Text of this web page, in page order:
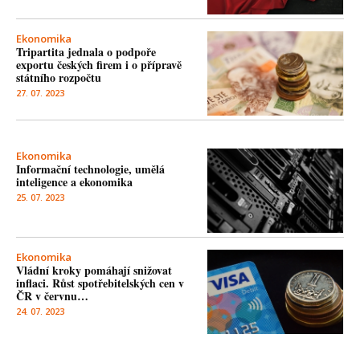
Ekonomika
Tripartita jednala o podpoře
exportu českých firem i o přípravě
státního rozpočtu
27. 07. 2023
Ekonomika
Informační technologie, umělá
inteligence a ekonomika
25. 07. 2023
Ekonomika
Vládní kroky pomáhají snižovat
inflaci. Růst spotřebitelských cen v
ČR v červnu…
24. 07. 2023